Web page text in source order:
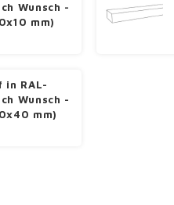
Wunsch -
mm)
in RAL-
Wunsch -
mm)